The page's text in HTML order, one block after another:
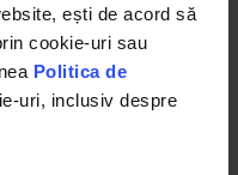
ești de acord să
cookie-uri sau
Politica de
uri, inclusiv despre